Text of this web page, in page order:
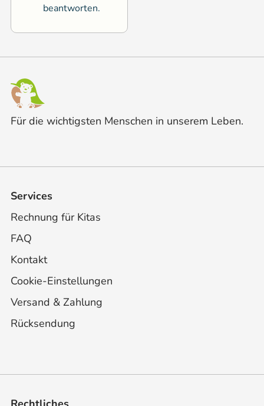
beantworten.
Für die wichtigsten Menschen in unserem Leben.
Services
Rechnung für Kitas
FAQ
Kontakt
Cookie-Einstellungen
Versand & Zahlung
Rücksendung